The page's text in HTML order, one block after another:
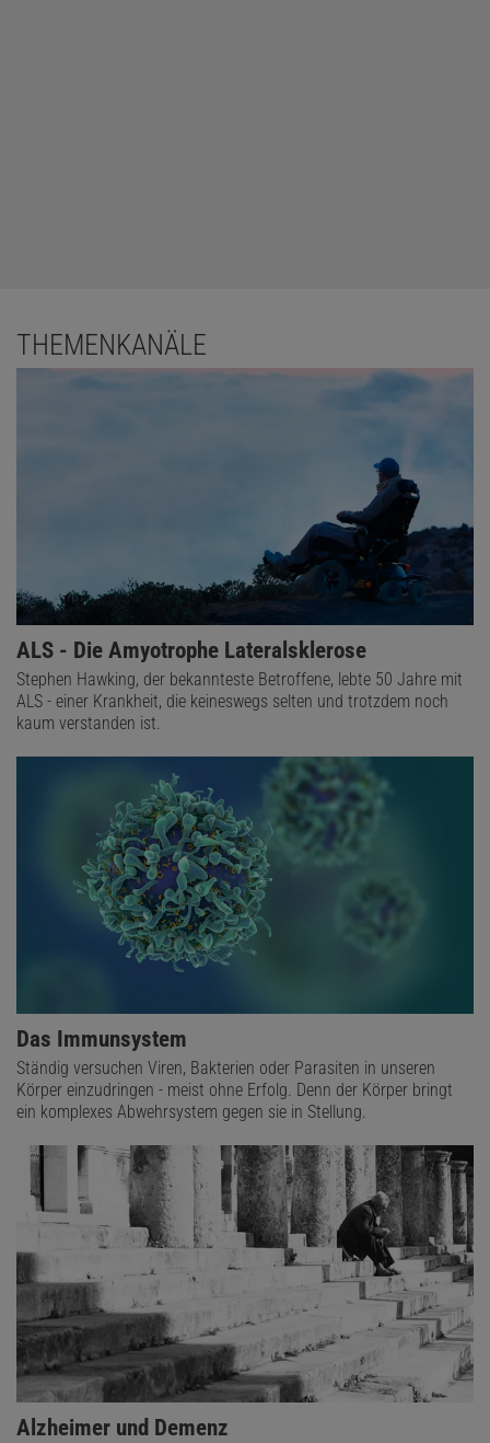
THEMENKANÄLE
ALS - Die Amyotrophe Lateralsklerose
Stephen Hawking, der bekannteste Betroffene, lebte 50 Jahre mit
ALS - einer Krankheit, die keineswegs selten und trotzdem noch
kaum verstanden ist.
Das Immunsystem
Ständig versuchen Viren, Bakterien oder Parasiten in unseren
Körper einzudringen - meist ohne Erfolg. Denn der Körper bringt
ein komplexes Abwehrsystem gegen sie in Stellung.
Alzheimer und Demenz